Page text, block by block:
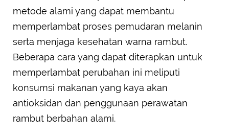
metode alami yang dapat membantu
memperlambat proses pemudaran melanin
serta menjaga kesehatan warna rambut.
Beberapa cara yang dapat diterapkan untuk
memperlambat perubahan ini meliputi
konsumsi makanan yang kaya akan
antioksidan dan penggunaan perawatan
rambut berbahan alami.